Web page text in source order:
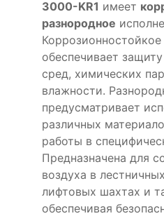
3000-KR1 имеет
разнородное
обеспечивает
сред, химических
влажности.
предусматривает
различных
работы в
Предназначена для
воздуха в
лифтовых шахтах и
обеспечивая